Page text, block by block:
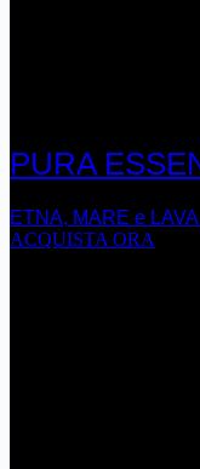
PURA
ETNA, MARE e
ACQUISTA ORA